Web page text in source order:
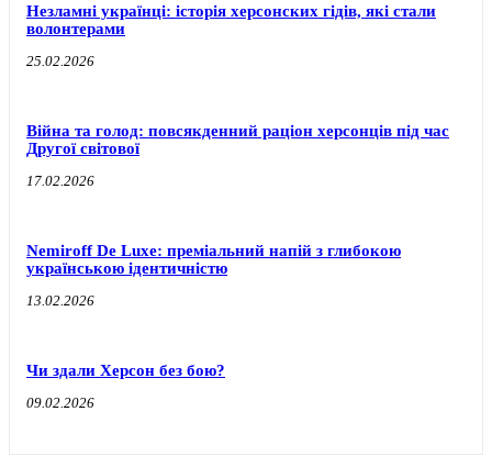
Незламні українці: історія херсонских гідів, які стали
волонтерами
25.02.2026
Війна та голод: повсякденний раціон херсонців під час
Другої світової
17.02.2026
Nemiroff De Luxe: преміальний напій з глибокою
українською ідентичністю
13.02.2026
Чи здали Херсон без бою?
09.02.2026